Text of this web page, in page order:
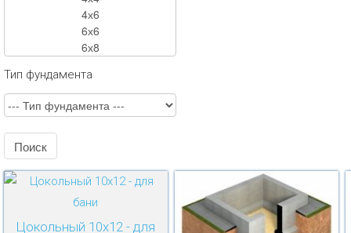
Тип фундамента
Цокольный 10х12 - для